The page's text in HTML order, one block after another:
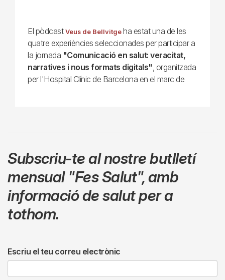
El pòdcast Veus de Bellvitgeha estat una de les
quatre experiències seleccionades per participar a
la jornada "Comunicació en salut: veracitat,
narratives i nous formats digitals" , organitzada
per l'Hospital Clínic de Barcelona en el marc de
Subscriu-te al nostre butlletí
mensual "Fes Salut",amb
informació de salut per a
tothom.
Escriu el teu correu electrònic